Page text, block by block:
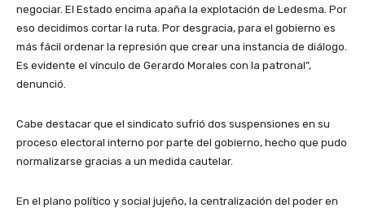
negociar. El Estado encima apaña la explotación de Ledesma. Por
eso decidimos cortar la ruta. Por desgracia, para el gobierno es
más fácil ordenar la represión que crear una instancia de diálogo.
Es evidente el vínculo de Gerardo Morales con la patronal”,
denunció.
Cabe destacar que el sindicato sufrió dos suspensiones en su
proceso electoral interno por parte del gobierno, hecho que pudo
normalizarse gracias a un medida cautelar.
En el plano político y social jujeño, la centralización del poder en